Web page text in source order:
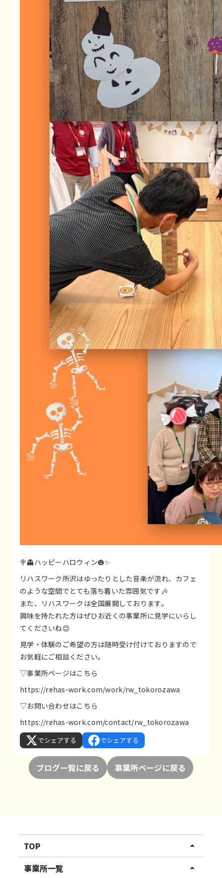
🍭👻ハッピーハロウィン🎃✨
リハスワーク所沢はゆったりとした音楽が流れ、カフェ
のような空間でとても落ち着いた雰囲気です🎶
また、リハスワークは全国展開しております。
興味を持たれた方はぜひお近くの事業所に見学にいらし
てくださいね😊
見学・体験のご希望の方は随時受け付けておりますので
お気軽にご相談ください。
▽事業所ページはこちら
https://rehas-work.com/work/rw_tokorozawa
▽お問い合わせはこちら
https://rehas-work.com/contact/rw_tokorozawa
でシェアする でシェアする
ブログ一覧に戻る 事業所ページに戻る
TOP arrow_drop_up
リハスワーク
事業所一覧 arrow_drop_up